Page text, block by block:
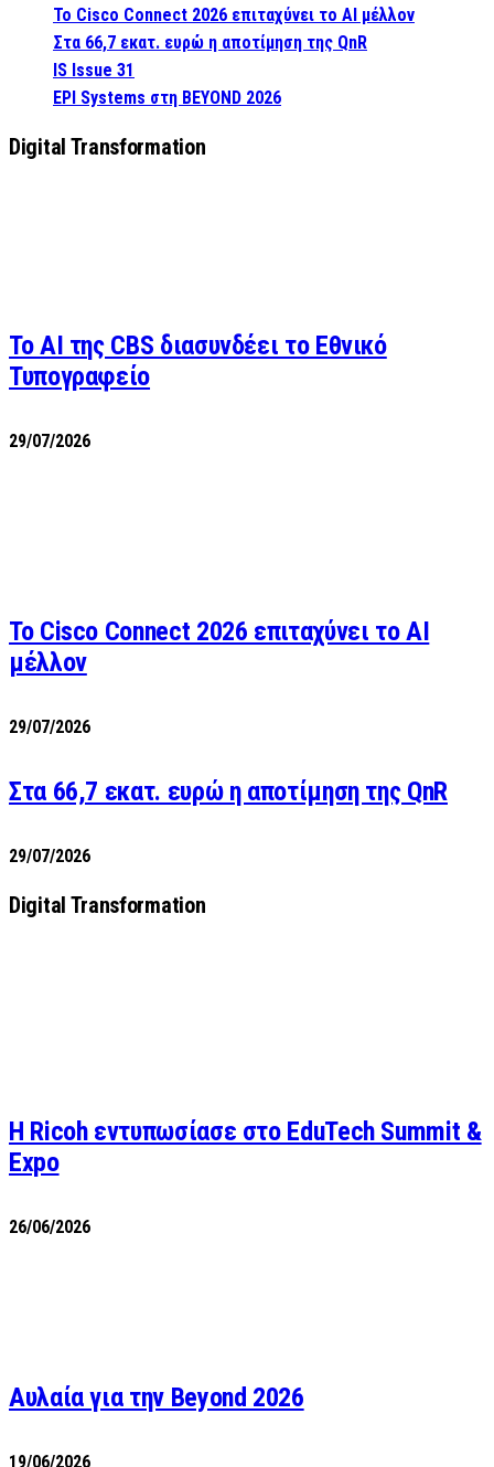
Το Cisco Connect 2026 επιταχύνει το AI μέλλον
Στα 66,7 εκατ. ευρώ η αποτίμηση της QnR
IS Issue 31
EPI Systems στη BEYOND 2026
Digital Transformation
Το AI της CBS διασυνδέει το Εθνικό
Τυπογραφείο
29/07/2026
Το Cisco Connect 2026 επιταχύνει το AI
μέλλον
29/07/2026
Στα 66,7 εκατ. ευρώ η αποτίμηση της QnR
29/07/2026
Digital Transformation
Η Ricoh εντυπωσίασε στο EduTech Summit &
Expo
26/06/2026
Αυλαία για την Beyond 2026
19/06/2026